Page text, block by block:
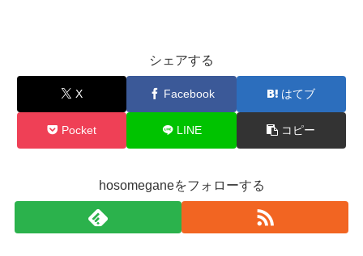
シェアする
X Facebook はてブ
Pocket LINE コピー
hosomeganeをフォローする